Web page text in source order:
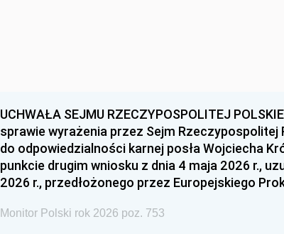
UCHWAŁA SEJMU RZECZYPOSPOLITEJ
sprawie wyrażenia przez Sejm Rzeczypospolitej
do odpowiedzialności karnej posła Wojciecha
punkcie drugim wniosku z dnia 4 maja 2026 r.,
2026 r., przedłożonego przez Europejskiego
Monitor Polski rok 2026 poz. 753